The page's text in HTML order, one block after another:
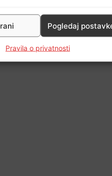
Pogledaj
Pravila o privatnosti